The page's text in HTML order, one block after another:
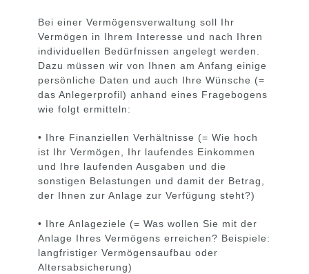
Bei einer Vermögensverwaltung soll Ihr
Vermögen in Ihrem Interesse und nach Ihren
individuellen Bedürfnissen angelegt werden.
Dazu müssen wir von Ihnen am Anfang einige
persönliche Daten und auch Ihre Wünsche (=
das Anlegerprofil) anhand eines Fragebogens
wie folgt ermitteln:
• Ihre Finanziellen Verhältnisse (= Wie hoch
ist Ihr Vermögen, Ihr laufendes Einkommen
und Ihre laufenden Ausgaben und die
sonstigen Belastungen und damit der Betrag,
der Ihnen zur Anlage zur Verfügung steht?)
• Ihre Anlageziele (= Was wollen Sie mit der
Anlage Ihres Vermögens erreichen? Beispiele:
langfristiger Vermögensaufbau oder
Altersabsicherung)